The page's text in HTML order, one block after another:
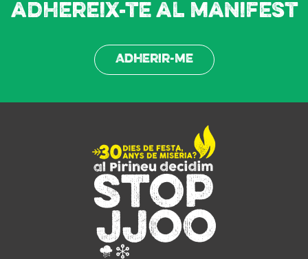
adhereix-te al manifest
Adherir-me